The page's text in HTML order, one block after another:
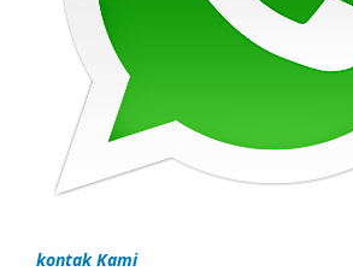
kontak Kami